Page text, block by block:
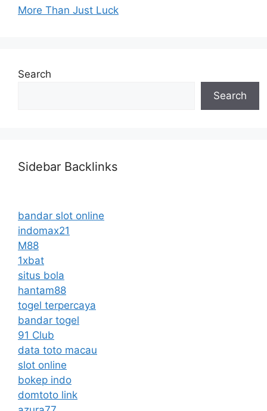
More Than Just Luck
Search
Search
Sidebar Backlinks
bandar slot online
indomax21
M88
1xbat
situs bola
hantam88
togel terpercaya
bandar togel
91 Club
data toto macau
slot online
bokep indo
domtoto link